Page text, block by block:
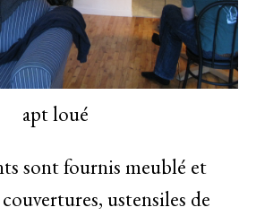
apt loué
sont fournis meublé et
ustensiles de